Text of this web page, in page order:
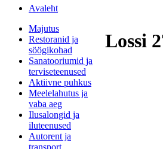
Avaleht
Majutus
Restoranid ja
söögikohad
Sanatooriumid ja
terviseteenused
Aktiivne puhkus
Meelelahutus ja
vaba aeg
Ilusalongid ja
iluteenused
Autorent ja
transport
Lossi